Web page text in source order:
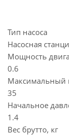
Тип насоса
Насосная
Мощность
0.6
Максимальный
35
Начальное
1.4
Вес брутто, кг